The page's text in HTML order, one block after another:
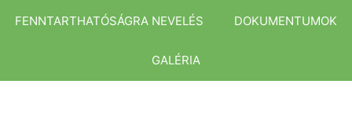
FENNTARTHATÓSÁGRA NEVELÉS DOKUMENTUMOK
GALÉRIA